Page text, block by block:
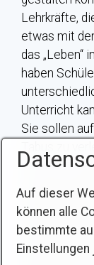
Lehrkräfte,
etwas mit
das „Leben“
haben
Unterricht
Sie sollen
Tabus zu
wir uns mit
sind die
„Schulerfolg
der
Auf dieser
können alle
bestimmte